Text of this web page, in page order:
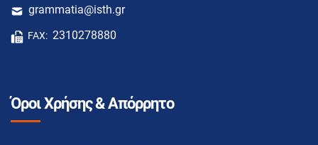
grammatia@isth.gr
FAX: 2310278880
Όροι Χρήσης & Απόρρητο